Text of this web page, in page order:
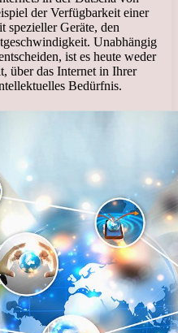
der Verfügbarkeit einer
spezieller Geräte, den
Unabhängig
ist es heute weder
über das Internet in Ihrer
Bedürfnis.